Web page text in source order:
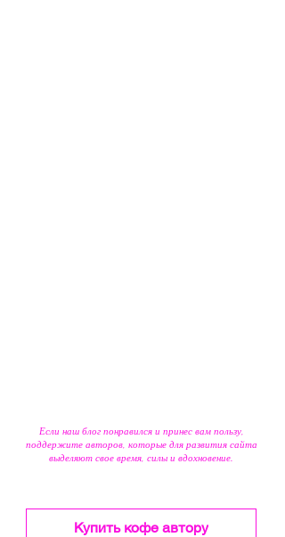
Если наш блог понравился и принес вам пользу,
поддержите авторов, которые для развития сайта
выделяют свое время, силы и вдохновение.
Купить кофе автору